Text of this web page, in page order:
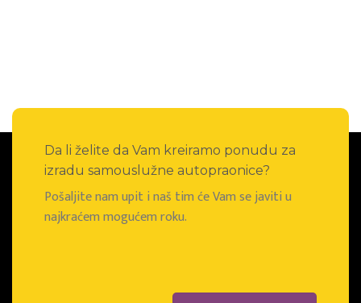
Da li želite da Vam kreiramo ponudu za
izradu samouslužne autopraonice?
Pošaljite nam upit i naš tim će Vam se javiti u
najkraćem mogućem roku.